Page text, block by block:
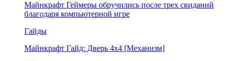
Майнкрафт Геймеры обручились после трех свиданий
благодаря компьютерной игре
Гайды
Майнкрафт Гайд: Дверь 4х4 [Механизм]